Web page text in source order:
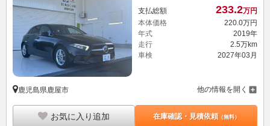
支払総額 233.2万円
本体価格
220.0万円
年式
2019年
走行
2.5万km
車検
2027年03月
鹿児島県鹿屋市 他の情報を開く
お気に入り追加 在庫確認・見積依頼（無料）